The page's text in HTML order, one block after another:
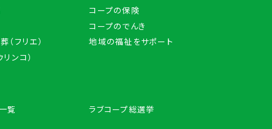
コープの保険
コープのでんき
（フリエ）
地域の福祉をサポート
ンコ）
覧
ラブコープ総選挙